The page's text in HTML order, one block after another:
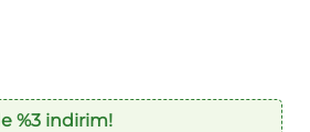
%3 indirim!